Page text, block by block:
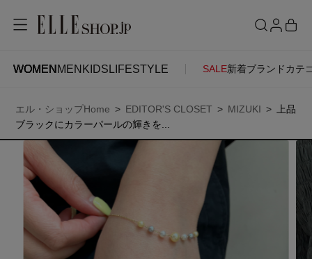
WOMEN MEN KIDS LIFESTYLE SALE新着ブランド カテ
WOMENMENKIDSLIFESTYLE
ITEMS
新着アイテム
再入荷アイテム
ACCOUNT
お気に入りアイテム
お気に入りブランド
ご注文履歴
SEE RESULTS
エル・ショップHome EDITOR'S CLOSET MIZUKI
上品
ブラックにカラーパールの輝きを...